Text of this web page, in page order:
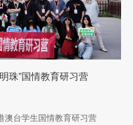
珠”国情教育研习营
澳台学生国情教育研习营